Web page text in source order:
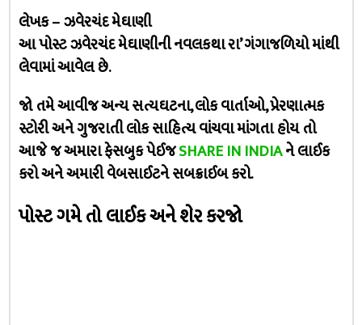
લેખક – ઝવેરચંદ મેઘાણી
આ પોસ્ટ ઝવેરચંદ મેઘાણીની નવલકથા રા’ ગંગાજળિયો માંથી
લેવામાં આવેલ છે.
જો તમે આવીજ અન્ય સત્યઘટના, લોક વાર્તાઓ, પ્રેરણાત્મક
સ્ટોરી અને ગુજરાતી લોક સાહિત્ય વાંચવા માંગતા હોય તો
આજે જ અમારા ફેસબુક પેઈજSHARE IN INDIAને લાઈક
કરો અને અમારી વેબસાઈટને સબક્રાઈબ કરો.
પોસ્ટ ગમે તો લાઈક અને શેર કરજો